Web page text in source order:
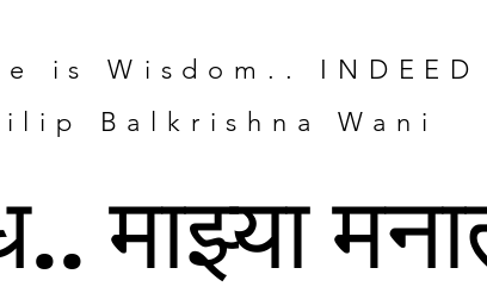
is Wisdom..
Balkrishna Wani
माझ्या